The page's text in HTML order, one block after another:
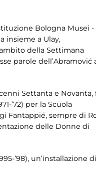
Bologna Musei -
insieme a Ulay,
della Settimana
parole dell’Abramović
Settanta e Novanta,
’72) per la Scuola
Fantappié, sempre di
delle Donne di
’98), un’installazione di